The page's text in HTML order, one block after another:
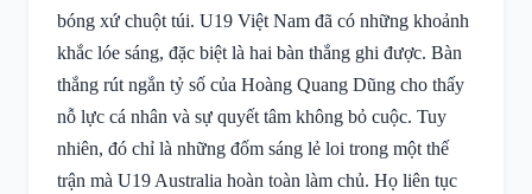
bóng xứ chuột túi. U19 Việt Nam đã có những khoảnh
khắc lóe sáng, đặc biệt là hai bàn thắng ghi được. Bàn
thắng rút ngắn tỷ số của Hoàng Quang Dũng cho thấy
nỗ lực cá nhân và sự quyết tâm không bỏ cuộc. Tuy
nhiên, đó chỉ là những đốm sáng lẻ loi trong một thế
trận mà U19 Australia hoàn toàn làm chủ. Họ liên tục